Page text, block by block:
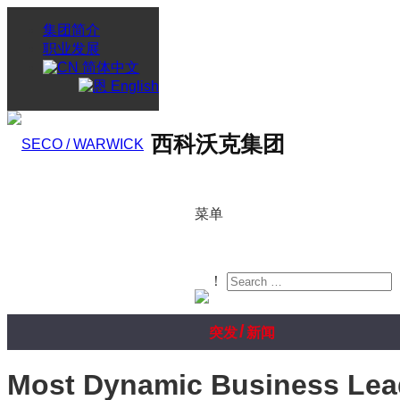
集团简介
职业发展
简体中文
English
西科沃克集团
菜单
！
突发/新闻
Most Dynamic Business